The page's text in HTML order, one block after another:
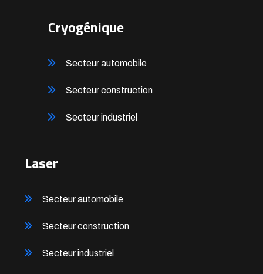
Cryogénique
Secteur automobile
Secteur construction
Secteur industriel
Laser
Secteur automobile
Secteur construction
Secteur industriel